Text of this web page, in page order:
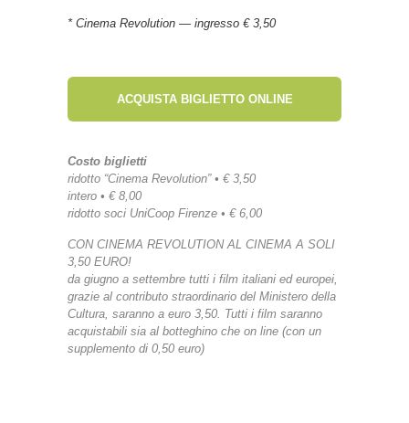
* Cinema Revolution — ingresso € 3,50
ACQUISTA BIGLIETTO ONLINE
Costo biglietti
ridotto “Cinema Revolution” • € 3,50
intero • € 8,00
ridotto soci UniCoop Firenze • € 6,00
CON CINEMA REVOLUTION AL CINEMA A SOLI
3,50 EURO!
da giugno a settembre tutti i film italiani ed europei,
grazie al contributo straordinario del Ministero della
Cultura, saranno a euro 3,50. Tutti i film saranno
acquistabili sia al botteghino che on line (con un
supplemento di 0,50 euro)